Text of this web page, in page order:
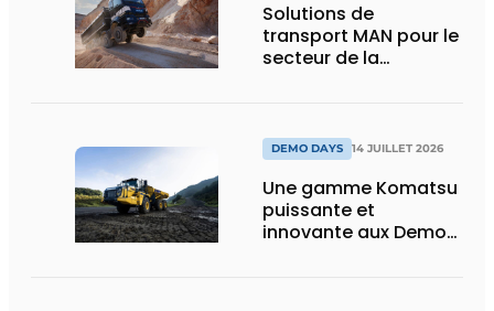
Solutions de
transport MAN pour le
secteur de la
DEMO DAYS 14 JUILLET 2026
Une gamme Komatsu
puissante et
innovante aux Demo